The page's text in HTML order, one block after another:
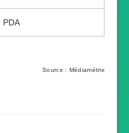
Source : Médiamétrie